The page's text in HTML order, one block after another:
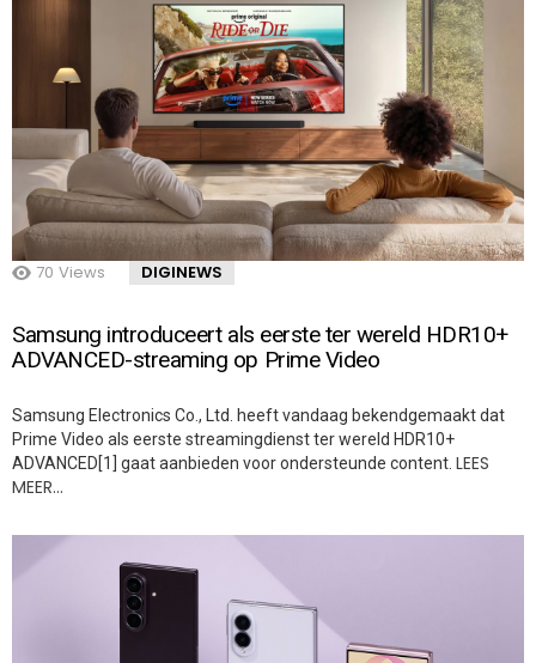
70 Views DIGINEWS
Samsung introduceert als eerste ter wereld HDR10+
ADVANCED-streaming op Prime Video
Samsung Electronics Co., Ltd. heeft vandaag bekendgemaakt dat
Prime Video als eerste streamingdienst ter wereld HDR10+
ADVANCED[1] gaat aanbieden voor ondersteunde content. LEES
MEER…